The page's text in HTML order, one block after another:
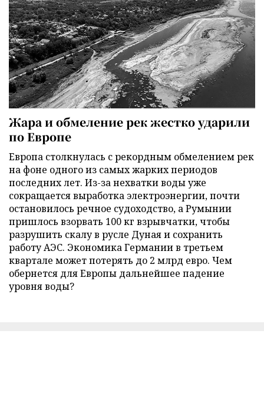
Жара и обмеление рек жестко ударили
по Европе
Европа столкнулась с рекордным обмелением рек
на фоне одного из самых жарких периодов
последних лет. Из-за нехватки воды уже
сокращается выработка электроэнергии, почти
остановилось речное судоходство, а Румынии
пришлось взорвать 100 кг взрывчатки, чтобы
разрушить скалу в русле Дуная и сохранить
работу АЭС. Экономика Германии в третьем
квартале может потерять до 2 млрд евро. Чем
обернется для Европы дальнейшее падение
уровня воды?